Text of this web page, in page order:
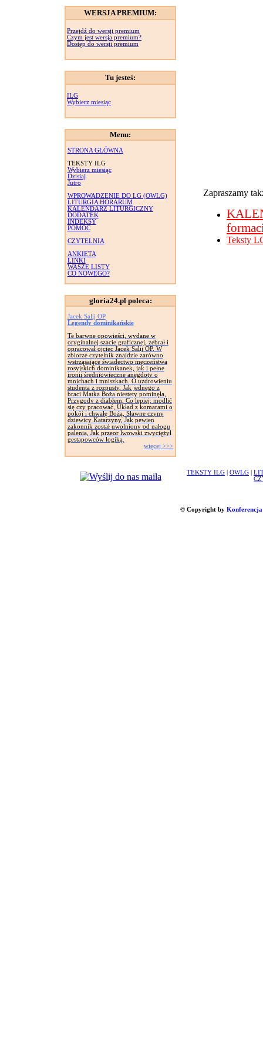
WERSJA PREMIUM:
Przejdź do wersji premium
Czym jest wersja premium?
Dostęp do wersji premium
Tu jesteś:
ILG
Wybierz miesiąc
Menu:
STRONA GŁÓWNA
TEKSTY ILG
Wybierz miesiąc
Dzisiaj
Jutro
WPROWADZENIE DO LG (OWLG)
LITURGIA HORARUM
KALENDARZ LITURGICZNY
DODATEK
INDEKSY
POMOC
CZYTELNIA
ANKIETA
LINKI
WASZE LISTY
CO NOWEGO?
gloria24.pl poleca:
Jacek Salij OP
Legendy dominikańskie
Te barwne opowieści, wydane w
oryginalnej szacie graficznej, zebrał i
opracował ojciec Jacek Salij OP. W
zbiorze czytelnik znajdzie zarówno
wstrząsające świadectwo męczeństwa
rosyjskich dominikanek, jak i pełne
ironii średniowieczne anegdoty o
mnichach i mniszkach. O uzdrowieniu
studenta z rozpusty, Jak jednego z
braci Matka Boża niestety pominęła,
Przygody z diabłem, Co lepiej: modlić
się czy pracować, Układ z komarami o
pokój i chwałę Bożą, Sławne czyny
dziewicy Katarzyny, Jak pewien
zakonnik został uwolniony od nałogu
palenia, Jak przeor lwowski zwyciężył
gestapowców logiką.
więcej >>>
Zapraszamy
Teksty
TEKSTY ILG OWLG
© Copyright by Konferencja